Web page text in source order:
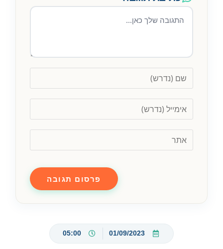
01/09/2023
05:00